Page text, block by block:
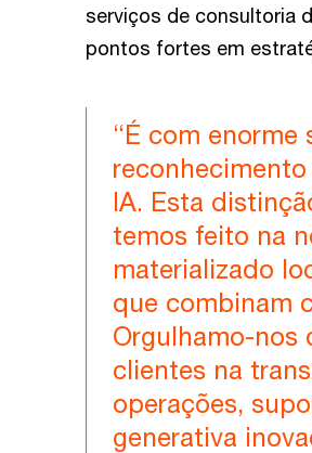
serviços de consultoria
pontos fortes em
“É com
IA. Esta
temos feito na
materializado
que combinam
Orgulhamo-nos
clientes na
operações,
generativa